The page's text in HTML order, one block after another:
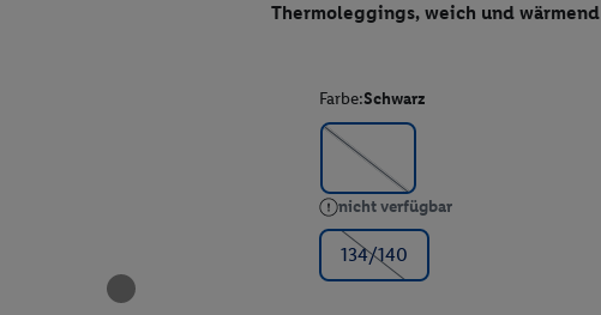
Thermoleggings, weich und wärmend
Farbe:Schwarz
nicht verfügbar
134/140